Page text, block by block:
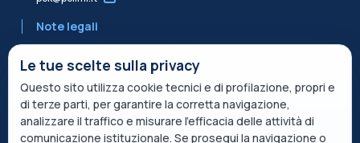
Note legali
Informativa condivisa Edvance per il trattamento dei dati
Termini di servizio
Le tue scelte sulla privacy
Questo sito utilizza cookie tecnici e di profilazione, propri e
di terze parti, per garantire la corretta navigazione,
analizzare il traffico e misurare l’efficacia delle attività di
comunicazione istituzionale. Se prosegui la navigazione o